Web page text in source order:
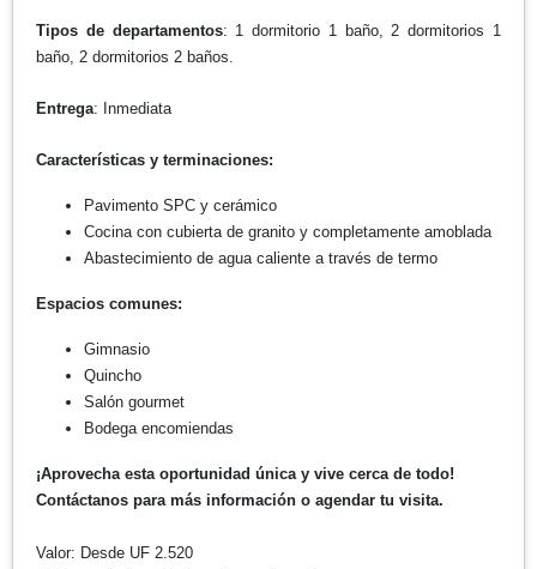
Tipos de departamentos: 1 dormitorio 1 baño, 2 dormitorios 1
baño, 2 dormitorios 2 baños.
Entrega: Inmediata
Características y terminaciones:
Pavimento SPC y cerámico
Cocina con cubierta de granito y completamente amoblada
Abastecimiento de agua caliente a través de termo
Espacios comunes:
Gimnasio
Quincho
Salón gourmet
Bodega encomiendas
¡Aprovecha esta oportunidad única y vive cerca de todo!
Contáctanos para más información o agendar tu visita.
Valor: Desde UF 2.520